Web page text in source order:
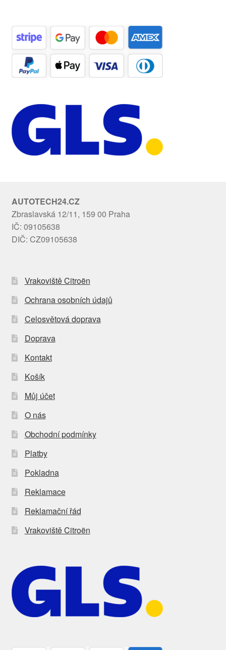
AUTOTECH24.CZ
Zbraslavská 12/11, 159 00 Praha
IČ: 09105638
DIČ: CZ09105638
Vrakoviště Citroën
Ochrana osobních údajů
Celosvětová doprava
Doprava
Kontakt
Košík
Můj účet
O nás
Obchodní podmínky
Platby
Pokladna
Reklamace
Reklamační řád
Vrakoviště Citroën